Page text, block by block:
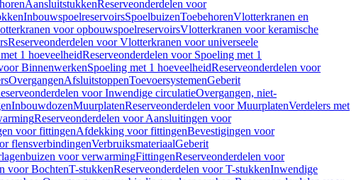
AansluitstukkenReserveonderdelen voor
InbouwspoelreservoirsSpoelbuizenToebehorenVlotterkranen en
voor opbouwspoelreservoirsVlotterkranen voor keramische
Reserveonderdelen voor Vlotterkranen voor universeele
1 hoeveelheidReserveonderdelen voor Spoeling met 1
BinnenwerkenSpoeling met 1 hoeveelheidReserveonderdelen voor
OvergangenAfsluitstoppenToevoersystemenGeberit
voor Inwendige circulatieOvergangen, niet-
InbouwdozenMuurplatenReserveonderdelen voor MuurplatenVerdelers met
Reserveonderdelen voor Aansluitingen voor
voor fittingenAfdekking voor fittingenBevestigingen voor
flensverbindingenVerbruiksmateriaalGeberit
voor verwarmingFittingenReserveonderdelen voor
voor BochtenT-stukkenReserveonderdelen voor T-stukkenInwendige